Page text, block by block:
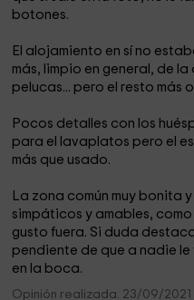
botones.
El alojamiento en sí no
más, limpio en general, de
pelucas... pero el resto más
Pocos detalles con los
para el lavaplatos pero el
más que usado.
La zona común muy bonita
simpáticos y amables,
gusto fuera. Si duda
pendiente de que a nadie
en la boca.
Opinión realizada: 23/09/2021